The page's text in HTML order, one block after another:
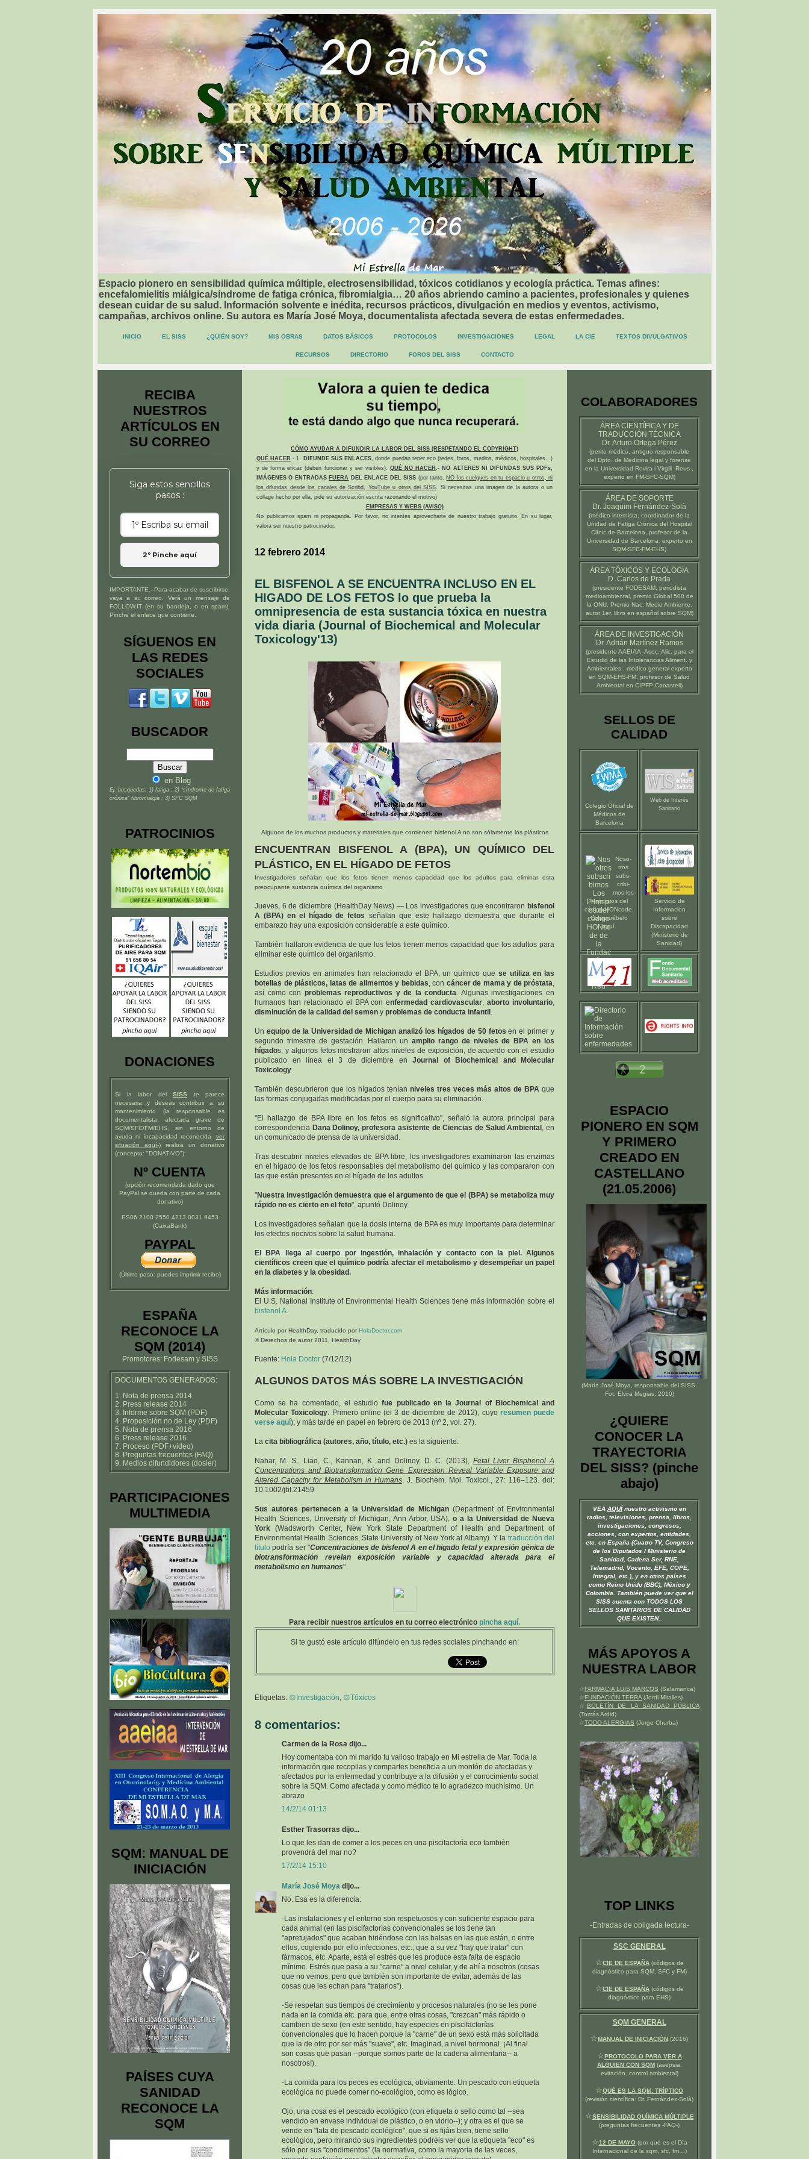
Espacio pionero en sensibilidad química múltiple, electrosensibilidad, tóxicos cotidianos y ecología práctica. Temas afines:
encefalomielitis miálgica/síndrome de fatiga crónica, fibromialgia… 20 años abriendo camino a pacientes, profesionales y quienes
desean cuidar de su salud. Información solvente e inédita, recursos prácticos, divulgación en medios y eventos, activismo,
campañas, archivos online. Su autora es María José Moya, documentalista afectada severa de estas enfermedades.
INICIO EL SISS ¿QUIÉN SOY? MIS OBRAS DATOS BÁSICOS PROTOCOLOS INVESTIGACIONES LEGAL LA CIE TEXTOS DIVULGATIVOS
RECURSOS DIRECTORIO FOROS DEL SISS CONTACTO
CÓMO AYUDAR A DIFUNDIR LA LABOR DEL SISS (RESPETANDO EL COPYRIGHT)
QUÉ HACER.- 1. DIFUNDE SUS ENLACES, donde puedan tener eco (redes, foros, medios, médicos, hospitales...)
y de forma eficaz (deben funcionar y ser visibles).QUÉ NO HACER.- NO ALTERES NI DIFUNDAS SUS PDFs,
IMÁGENES O ENTRADAS FUERA DEL ENLACE DEL SISS (por tanto, NO los cuelgues en tu espacio u otros, ni
los difundas desde los canales de Scribd, YouTube u otros del SISS. Si necesitas una imagen de la autora o un
collage hecho por ella, pide su autorización escrita razonando el motivo)
EMPRESAS Y WEBS (AVISO)
No publicamos spam ni propaganda. Por favor, no intentes aprovecharte de nuestro trabajo gratuito. En su lugar,
valora ser nuestro patrocinador.
12 febrero 2014
EL BISFENOL A SE ENCUENTRA INCLUSO EN EL
HIGADO DE LOS FETOS lo que prueba la
omnipresencia de esta sustancia tóxica en nuestra
vida diaria (Journal of Biochemical and Molecular
Toxicology'13)
Algunos de los muchos productos y materiales que contienen bisfenol A no son sólamente los plásticos
ENCUENTRAN BISFENOL A (BPA), UN QUÍMICO DEL
PLÁSTICO, EN EL HÍGADO DE FETOS
Investigadores señalan que los fetos tienen menos capacidad que los adultos para eliminar esta
preocupante sustancia química del organismo
Jueves, 6 de diciembre (HealthDay News) — Los investigadores que encontraron bisfenol
A (BPA) en el hígado de fetos señalan que este hallazgo demuestra que durante el
embarazo hay una exposición considerable a este químico.
También hallaron evidencia de que los fetos tienen menos capacidad que los adultos para
eliminar este químico del organismo.
Estudios previos en animales han relacionado el BPA, un químico quese utiliza en las
botellas de plásticos, latas de alimentos y bebidas, con cáncer de mama y de próstata,
así como con problemas reproductivos y de la conducta. Algunas investigaciones en
humanos han relacionado el BPA con enfermedad cardiovascular,aborto involuntario,
disminución de la calidad del semen y problemas de conducta infantil .
Un equipo de la Universidad de Michigan analizó los hígados de 50 fetos en el primer y
segundo trimestre de gestación. Hallaron unamplio rango de niveles de BPA en los
hígados, y algunos fetos mostraron altos niveles de exposición, de acuerdo con el estudio
publicado en línea el 3 de diciembre en Journal of Biochemical and Molecular
Toxicology.
También descubrieron que los hígados tenían niveles tres veces más altos de BPA que
las formas conjugadas modificadas por el cuerpo para su eliminación.
"El hallazgo de BPA libre en los fetos es significativo", señaló la autora principal para
correspondencia Dana Dolinoy, profesora asistente de Ciencias de Salud Ambiental , en
un comunicado de prensa de la universidad.
Tras descubrir niveles elevados de BPA libre, los investigadores examinaron las enzimas
en el hígado de los fetos responsables del metabolismo del químico y las compararon con
las que están presentes en el hígado de los adultos.
"Nuestra investigación demuestra que el argumento de que el (BPA) se metaboliza muy
rápido no es cierto en el feto", apuntó Dolinoy.
Los investigadores señalan que la dosis interna de BPA es muy importante para determinar
los efectos nocivos sobre la salud humana.
El BPA llega al cuerpo por ingestión, inhalación y contacto con la piel.Algunos
científicos creen que el químico podría afectar el metabolismo y desempeñar un papel
en la diabetes y la obesidad.
Más información:
El U.S. National Institute of Environmental Health Sciences tiene más información sobre el
bisfenol A.
Artículo por HealthDay, traducido porHolaDoctor.com
© Derechos de autor 2011, HealthDay
Fuente: Hola Doctor (7/12/12)
ALGUNOS DATOS MÁS SOBRE LA INVESTIGACIÓN
Como se ha comentado, el estudiofue publicado en la Journal of Biochemical and
Molecular Toxicology. Primero online (el 3 de diciembre de 2012), cuyo resumen puede
verse aquí); y más tarde en papel en febrero de 2013 (nº 2, vol. 27).
La cita bibliográfica (autores, año, título, etc.) es la siguiente:
Nahar, M. S., Liao, C., Kannan, K. and Dolinoy, D. C. (2013), Fetal Liver Bisphenol A
Concentrations and Biotransformation Gene Expression Reveal Variable Exposure and
Altered Capacity for Metabolism in Humans. J. Biochem. Mol. Toxicol., 27: 116–123. doi:
10.1002/jbt.21459
Sus autores pertenecen a la Universidad de Michigan (Department of Environmental
Health Sciences, University of Michigan, Ann Arbor, USA),o a la Universidad de Nueva
York (Wadsworth Center, New York State Department of Health and Department of
Environmental Health Sciences, State University of New York at Albany). Y la traducción del
título podría ser "Concentraciones de bisfenol A en el higado fetal y expresión génica de
biotransformación revelan exposición variable y capacidad alterada para el
metabolismo en humanos".
Para recibir nuestros artículos en tu correo electrónico pincha aquí.
Si te gustó este artículo difúndelo en tus redes sociales pinchando en:
Etiquetas: ۞Investigación, ۞Tóxicos
8 comentarios:
Carmen de la Rosa dijo...
Hoy comentaba con mi marido tu valioso trabajo en Mi estrella de Mar. Toda la
información que recopilas y compartes beneficia a un montón de afectadas y
afectados por la enfermedad y contribuye a la difusión y el conocimiento social
sobre la SQM. Como afectada y como médico te lo agradezco muchísimo. Un
abrazo
14/2/14 01:13
Esther Trasorras dijo...
Lo que les dan de comer a los peces en una piscifactorìa eco tambièn
provendrà del mar no?
17/2/14 15:10
María José Moya dijo...
No. Esa es la diferencia:
-Las instalaciones y el entorno son respetuosos y con suficiente espacio para
cada animal (en las piscifactorías convencionales se los tiene tan
"apretujados" que acaban hiriéndose con las balsas en las que están, o entre
ellos, cogiendo por ello infecciones, etc.; que a su vez "hay que tratar" con
fármacos, etc. Aparte, está el estrés que les produce esta falta de espacio
mínimo. Estrés que pasa a su "carne" a nivel celular, y de ahí a nosotros (cosas
que no vemos, pero que también son importante de evitar, además de las
cosas que les echan para "tratarlos").
-Se respetan sus tiempos de crecimiento y procesos naturales (no se les pone
nada en la comida etc. para que, entre otras cosas, "crezcan" más rápido o
cambien de sexo (en este sentido, hay especies en piscifactorías
convencionales que lo hacen porque la "carne" de un sexo está más solicitada
que la de otro por ser más "suave", etc. Imaginad, a nivel hormonal. ¡Al final
son cosas que pasan --porque somos parte de la cadena alimentaria-- a
nosotros!).
-La comida para los peces es ecológica, obviamente. Un pescado con etiqueta
ecológica no puede comer no-ecológico, como es lógico.
Ojo, una cosa es el pescado ecológico (con etiqueta o sello como tal --sea
vendido en envase individual de plástico, o en vidrio--); y otra es el que se
vende en "lata de pescado ecológico", que si os fijáis bien, tiene sello
ecológico, pero mirando sus ingredientes podréis ver que la etiqueta "eco" es
sólo por sus "condimentos" (la normativa, como la mayoría de las veces,
RECIBA
NUESTROS
ARTÍCULOS EN
SU CORREO
Siga estos sencillos
pasos :
2º Pinche aquí
IMPORTANTE.- Para acabar de suscribirse,
vaya a su correo. Verá un mensaje de
FOLLOW.IT (en su bandeja, o en spam).
Pinche el enlace que contiene.
SÍGUENOS EN
LAS REDES
SOCIALES
BUSCADOR
en Blog
Ej. búsquedas: 1) fatiga ; 2) “síndrome de fatiga
crónica” fibromialgia ; 3) SFC SQM
PATROCINIOS
DONACIONES
Si la labor del SISS te parece
necesaria y deseas contribuir a su
mantenimiento (la responsable es
documentalista, afectada grave de
SQM/SFC/FM/EHS, sin entorno de
ayuda ni incapacidad reconocida -ver
situación aquí-) realiza un donativo
(concepto: "DONATIVO"):
Nº CUENTA
(opción recomendada dado que
PayPal se queda con parte de cada
donativo)
ES06 2100 2550 4213 0031 9453
(CaixaBank)
PAYPAL
(Último paso: puedes imprimir recibo)
ESPAÑA
RECONOCE LA
SQM (2014)
Promotores: Fodesam y SISS
DOCUMENTOS GENERADOS:
1. Nota de prensa 2014
2. Press release 2014
3. Informe sobre SQM (PDF)
4. Proposición no de Ley (PDF)
5. Nota de prensa 2016
6. Press release 2016
7. Proceso (PDF+video)
8. Preguntas frecuentes (FAQ)
9. Medios difundidores (dosier)
PARTICIPACIONES
MULTIMEDIA
SQM: MANUAL DE
INICIACIÓN
PAÍSES CUYA
SANIDAD
RECONOCE LA
SQM
COLABORADORES
ÁREA CIENTÍFICA Y DE
TRADUCCIÓN TÉCNICA
Dr. Arturo Ortega Pérez
(perito médico , antiguo responsable
del Dpto. de Medicina legal y forense
en la Universidad Rovira i Virgili -Reus-
experto en FM-SFC-SQM)
ÁREA DE SOPORTE
Dr. Joaquim Fernández-Solà
(médico internista, coordinador de la
Unidad de Fatiga Crónica del Hospital
Clínic de Barcelona , profesor de la
Universidad de Barcelona , experto en
SQM-SFC-FM-EHS)
ÁREA TÓXICOS Y ECOLOGÍA
D. Carlos de Prada
(presidente FODESAM , periodista
medioambiental, premio Global 500 de
la ONU, Premio Nac. Medio Ambiente,
autor 1er. libro en español sobre SQM)
ÁREA DE INVESTIGACIÓN
Dr. Adrián Martínez Ramos
(presidente AAEIAA-Asoc. Alic. para el
Estudio de las Intolerancias Aliment. y
Ambientales-, médico general experto
en SQM-EHS-FM, profesor de Salud
Ambiental en CIPFP Canastell)
SELLOS DE
CALIDAD
Colegio Oficial de
Médicos de
Barcelona
Web de Interés
Sanitario
Noso-
tros
subs-
cribi-
mos los
Principios del
código HONcode
Compruébelo
aquí
Servicio de
Información
sobre
Discapacidad
(Ministerio de
Sanidad)
ESPACIO
PIONERO EN SQM
Y PRIMERO
CREADO EN
CASTELLANO
(21.05.2006)
(María José Moya, responsable del SISS
Fot. Elvira Megias. 2010)
¿QUIERE
CONOCER LA
TRAYECTORIA
DEL SISS? (pinche
abajo)
VEA AQUÍnuestro activismo en
radios, televisiones, prensa, libros,
investigaciones, congresos,
acciones, con expertos, entidades,
etc. en España (Cuatro TV, Congreso
de los Diputados / Ministerio de
Sanidad, Cadena Ser, RNE,
Telemadrid, Vocento, EFE, COPE,
Integral, etc.), y en otros países
como Reino Unido (BBC), México y
Colombia. También puede ver que el
SISS cuenta con TODOS LOS
SELLOS SANITARIOS DE CALIDAD
QUE EXISTEN.
MÁS APOYOS A
NUESTRA LABOR
☆FARMACIA LUIS MARCOS (Salamanca)
☆FUNDACIÓN TERRA (Jordi Miralles)
☆ BOLETÍN DE LA SANIDAD PÚBLICA
(Tomás Ardid)
☆TODO ALERGIAS (Jorge Churba)
TOP LINKS
-Entradas de obligada lectura-
SSC GENERAL
☆CIE DE ESPAÑA(códigos de
diagnóstico para SQM, SFC y FM)
☆CIE DE ESPAÑA(códigos de
diagnóstico para EHS)
SQM GENERAL
☆MANUAL DE INICIACIÓN (2016)
☆PROTOCOLO PARA VER A
ALGUIEN CON SQM(asepsia,
evitación, control ambiental)
☆QUÉ ES LA SQM: TRÍPTICO
(revisión científica: Dr. Fernández-Solà)
☆SENSIBILIDAD QUÍMICA MÚLTIPLE
(preguntas frecuentes -FAQ-)
☆12 DE MAYO(por qué es el Día
Internacional de la sqm, sfc, fm…)